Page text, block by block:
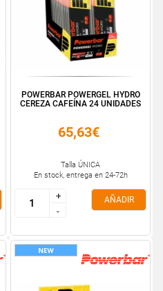
POWERBAR POWERGEL HYDRO
CEREZA CAFEÍNA 24 UNIDADES
65,63€
Talla ÚNICA
En stock, entrega en 24-72h
+
-
+
-
AÑADIR